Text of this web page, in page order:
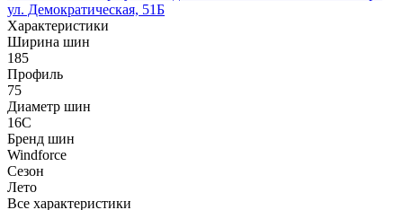
ул. Демократическая, 51Б
Характеристики
Ширина шин
185
Профиль
75
Диаметр шин
16C
Бренд шин
Windforce
Сезон
Лето
Все характеристики